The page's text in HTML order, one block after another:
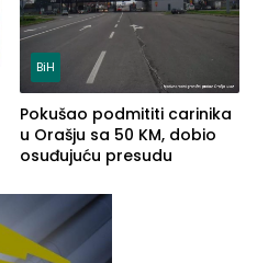
BiH
Pokušao podmititi carinika
u Orašju sa 50 KM, dobio
osuđujuću presudu